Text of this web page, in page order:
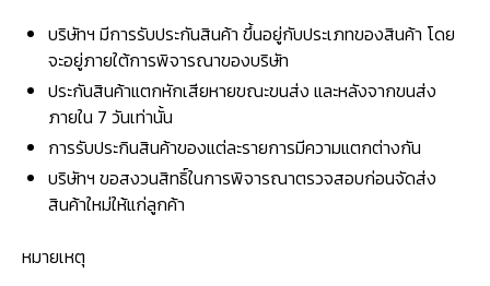
บริษัทฯ มีการรับประกันสินค้า ขึ้นอยู่กับประเภทของสินค้า โดย
จะอยู่ภายใต้การพิจารณาของบริษัท
ประกันสินค้าแตกหักเสียหายขณะขนส่ง และหลังจากขนส่ง
ภายใน 7 วันเท่านั้น
การรับประกินสินค้าของแต่ละรายการมีความแตกต่างกัน
บริษัทฯ ขอสงวนสิทธิ์ในการพิจารณาตรวจสอบก่อนจัดส่ง
สินค้าใหม่ให้แก่ลูกค้า
หมายเหตุ